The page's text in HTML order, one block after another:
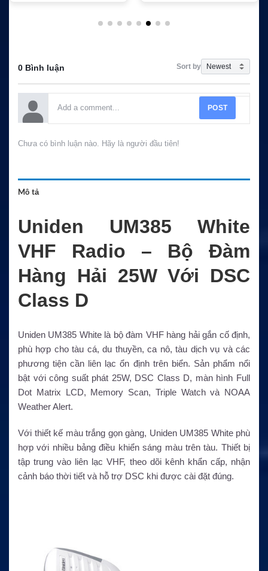
0 Bình luận Sort by
POST
Chưa có bình luận nào. Hãy là người đầu tiên!
Mô tả
Uniden UM385 White
VHF Radio – Bộ Đàm
Hàng Hải 25W Với DSC
Class D
Uniden UM385 White là bộ đàm VHF hàng hải gắn cố định,
phù hợp cho tàu cá, du thuyền, ca nô, tàu dịch vụ và các
phương tiện cần liên lạc ổn định trên biển. Sản phẩm nổi
bật với công suất phát 25W, DSC Class D, màn hình Full
Dot Matrix LCD, Memory Scan, Triple Watch và NOAA
Weather Alert.
Với thiết kế màu trắng gọn gàng, Uniden UM385 White phù
hợp với nhiều bảng điều khiển sáng màu trên tàu. Thiết bị
tập trung vào liên lạc VHF, theo dõi kênh khẩn cấp, nhận
cảnh báo thời tiết và hỗ trợ DSC khi được cài đặt đúng.